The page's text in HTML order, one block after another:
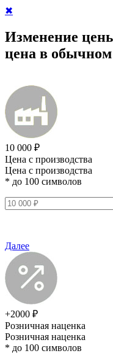
✖
Изменение
цена в обычном
10 000 ₽
Цена с производства
Цена с производства
* до 100 символов
Далее
+2000 ₽
Розничная наценка
Розничная наценка
* до 100 символов